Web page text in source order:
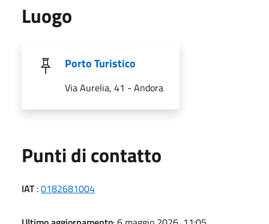
Luogo
Porto Turistico
Via Aurelia, 41 - Andora
Punti di contatto
IAT:0182681004